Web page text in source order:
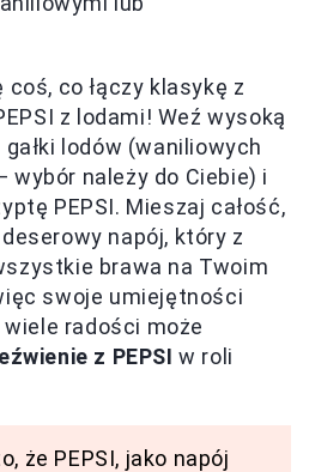
coś, co łączy klasykę z
z lodami! Weź wysoką
lodów (waniliowych
wybór należy do Ciebie) i
PEPSI. Mieszaj całość,
napój, który z
brawa na Twoim
swoje umiejętności
radości może
z PEPSI w roli
że PEPSI, jako napój